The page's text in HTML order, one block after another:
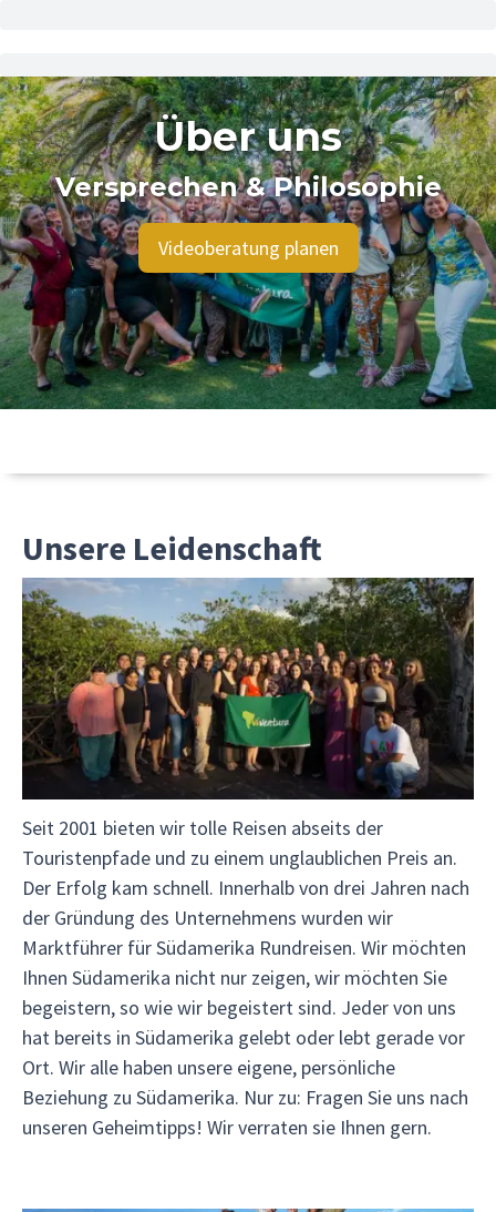
Über uns
Versprechen & Philosophie
Videoberatung planen
Unsere Leidenschaft
Seit 2001 bieten wir tolle Reisen abseits der
Touristenpfade und zu einem unglaublichen Preis an.
Der Erfolg kam schnell. Innerhalb von drei Jahren nach
der Gründung des Unternehmens wurden wir
Marktführer für Südamerika Rundreisen. Wir möchten
Ihnen Südamerika nicht nur zeigen, wir möchten Sie
begeistern, so wie wir begeistert sind. Jeder von uns
hat bereits in Südamerika gelebt oder lebt gerade vor
Ort. Wir alle haben unsere eigene, persönliche
Beziehung zu Südamerika. Nur zu: Fragen Sie uns nach
unseren Geheimtipps! Wir verraten sie Ihnen gern.